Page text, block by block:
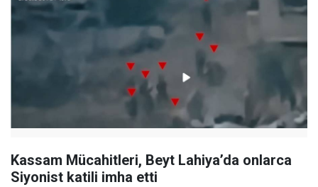
Kassam Mücahitleri, Beyt Lahiya’da onlarca
Siyonist katili imha etti